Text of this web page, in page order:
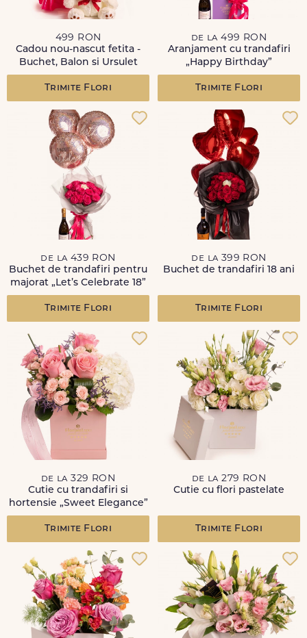
499 RON
Cadou nou-nascut fetita -
Buchet, Balon si Ursulet
Trimite Flori
de la 499 RON
Aranjament cu trandafiri
„Happy Birthday”
Trimite Flori
de la 439 RON
Buchet de trandafiri pentru
majorat „Let’s Celebrate 18”
Trimite Flori
de la 399 RON
Buchet de trandafiri 18 ani
Trimite Flori
de la 329 RON
Cutie cu trandafiri si
hortensie „Sweet Elegance”
Trimite Flori
de la 279 RON
Cutie cu flori pastelate
Trimite Flori